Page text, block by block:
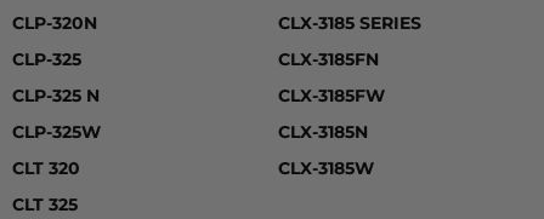
CLP-320N
CLP-325
CLP-325 N
CLP-325W
CLT 320
CLT 325
CLX-3185 SERIES
CLX-3185FN
CLX-3185FW
CLX-3185N
CLX-3185W